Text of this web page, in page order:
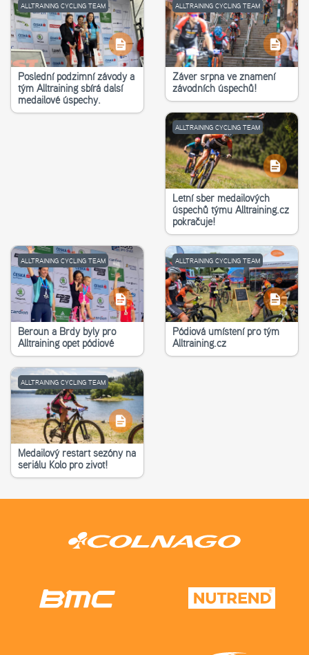
ALLTRAINING CYCLING TEAM
Poslední podzimní závody a
tým Alltraining sbírá další
medailové úspěchy.
ALLTRAINING CYCLING TEAM
Závěr srpna ve znamení
závodních úspěchů!
ALLTRAINING CYCLING TEAM
Letní sběr medailových
úspěchů týmu Alltraining.cz
pokračuje!
ALLTRAINING CYCLING TEAM
Beroun a Brdy byly pro
Alltraining opět pódiové
ALLTRAINING CYCLING TEAM
Pódiová umístění pro tým
Alltraining.cz
ALLTRAINING CYCLING TEAM
Medailový restart sezóny na
seriálu Kolo pro život!